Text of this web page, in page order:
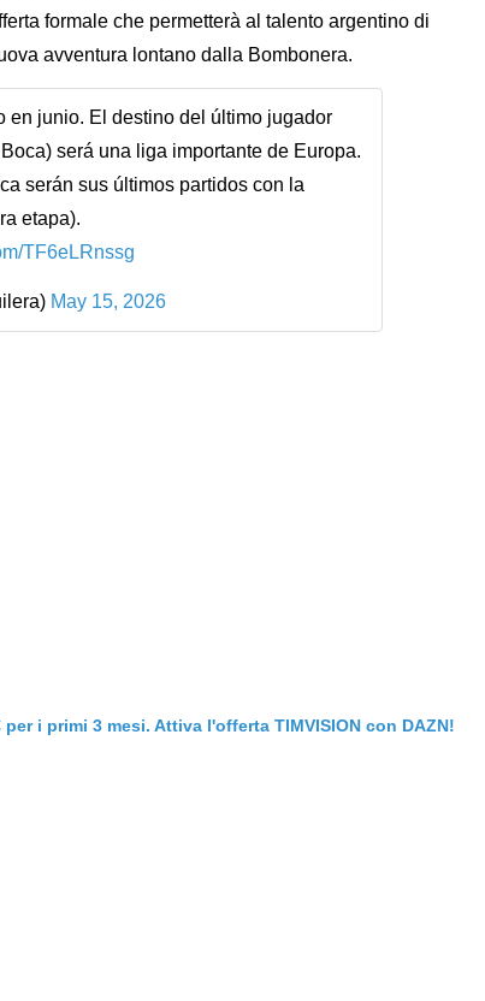
formale che permetterà al talento argentino di
avventura lontano dalla Bombonera.
en junio. El destino del último jugador
será una liga importante de Europa.
serán sus últimos partidos con la
etapa).
TF6eLRnssg
May 15, 2026
per i primi 3 mesi. Attiva l'offerta TIMVISION con DAZN!